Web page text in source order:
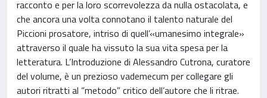
racconto e per la loro scorrevolezza da nulla ostacolata, e
che ancora una volta connotano il talento naturale del
Piccioni prosatore, intriso di quell’«umanesimo integrale»
attraverso il quale ha vissuto la sua vita spesa per la
letteratura. L’Introduzione di Alessandro Cutrona, curatore
del volume, è un prezioso vademecum per collegare gli
autori ritratti al “metodo” critico dell’autore che li ritrae.